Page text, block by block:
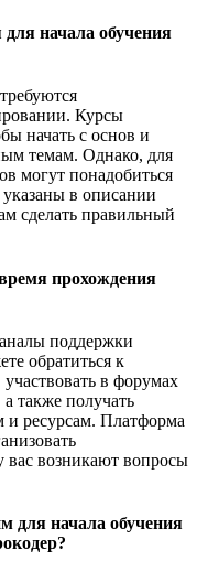
начала обучения
Курсы
начать с основ и
темам. Однако, для
могут понадобиться
в описании
сделать правильный
прохождения
поддержки
обратиться к
в форумах
также получать
и ресурсам. Платформа
вас возникают вопросы
для начала обучения